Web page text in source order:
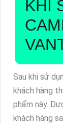
KHI
Sau khi sử
khách hàng
phẩm này.
khách hàng